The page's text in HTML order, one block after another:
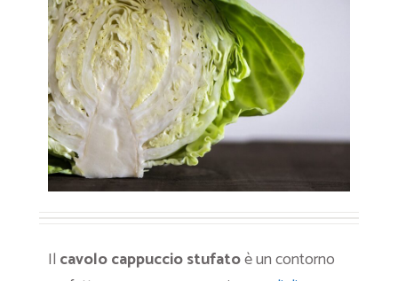
Il cavolo cappuccio stufatoè un contorno